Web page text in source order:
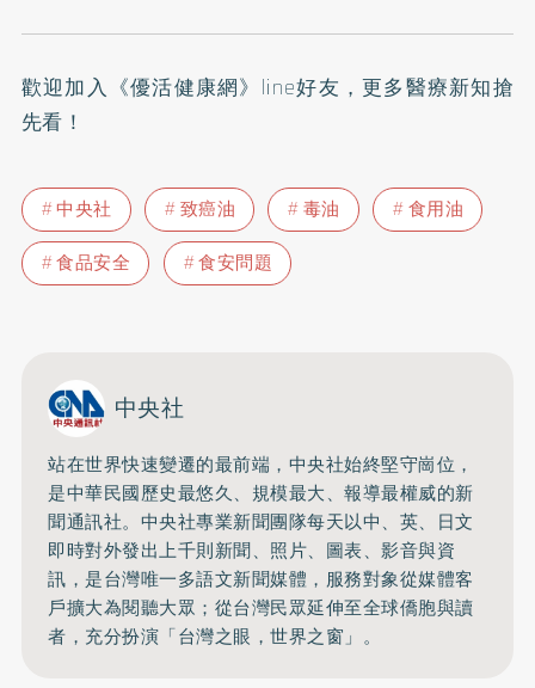
歡迎加入 《優活健康網》line好友 ，更多醫療新知搶
先看！
中央社 致癌油 毒油
食用油
食品安全
食安問題
中央社
站在世界快速變遷的最前端，中央社始終堅守崗位，
是中華民國歷史最悠久、規模最大、報導最權威的新
聞通訊社。中央社專業新聞團隊每天以中、英、日文
即時對外發出上千則新聞、照片、圖表、影音與資
訊，是台灣唯一多語文新聞媒體，服務對象從媒體客
戶擴大為閱聽大眾；從台灣民眾延伸至全球僑胞與讀
者，充分扮演「台灣之眼，世界之窗」。